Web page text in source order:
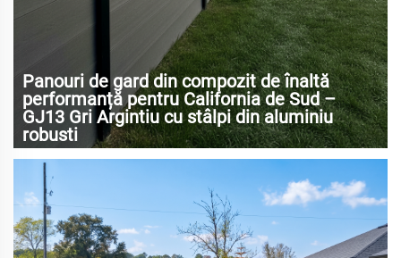
Panouri de gard din compozit de înaltă
performanță pentru California de Sud –
GJ13 Gri Argintiu cu stâlpi din aluminiu
robusti